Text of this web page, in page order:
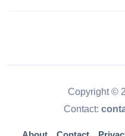
Copyright ©
Contact: